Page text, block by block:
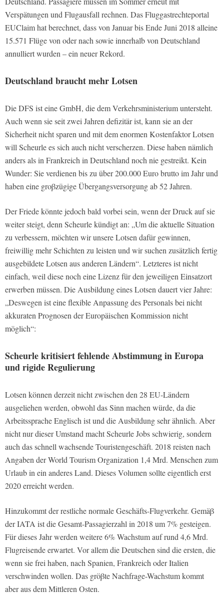
Verspätungen und Flugausfall rechnen. Das Fluggastrechteportal
EUClaim hat berechnet, dass von Januar bis Ende Juni 2018 alleine
15.571 Flüge von oder nach sowie innerhalb von Deutschland
annulliert wurden – ein neuer Rekord.
Deutschland braucht mehr Lotsen
Die DFS ist eine GmbH, die dem Verkehrsministerium untersteht.
Auch wenn sie seit zwei Jahren defizitär ist, kann sie an der
Sicherheit nicht sparen und mit dem enormen Kostenfaktor Lotsen
will Scheurle es sich auch nicht verscherzen. Diese haben nämlich
anders als in Frankreich in Deutschland noch nie gestreikt. Kein
Wunder: Sie verdienen bis zu über 200.000 Euro brutto im Jahr und
haben eine groβzügige Übergangsversorgung ab 52 Jahren.
Der Friede könnte jedoch bald vorbei sein, wenn der Druck auf sie
weiter steigt, denn Scheurle kündigt an: „Um die aktuelle Situation
zu verbessern, möchten wir unsere Lotsen dafür gewinnen,
freiwillig mehr Schichten zu leisten und wir suchen zusätzlich fertig
ausgebildete Lotsen aus anderen Ländern“. Letzteres ist nicht
einfach, weil diese noch eine Lizenz für den jeweiligen Einsatzort
erwerben müssen. Die Ausbildung eines Lotsen dauert vier Jahre:
„Deswegen ist eine flexible Anpassung des Personals bei nicht
akkuraten Prognosen der Europäischen Kommission nicht
möglich“:
Scheurle kritisiert fehlende Abstimmung in Europa
und rigide Regulierung
Lotsen können derzeit nicht zwischen den 28 EU-Ländern
ausgeliehen werden, obwohl das Sinn machen würde, da die
Arbeitssprache Englisch ist und die Ausbildung sehr ähnlich. Aber
nicht nur dieser Umstand macht Scheurle Jobs schwierig, sondern
auch das schnell wachsende Touristengeschäft. 2018 reisten nach
Angaben der World Tourism Organization 1,4 Mrd. Menschen zum
Urlaub in ein anderes Land. Dieses Volumen sollte eigentlich erst
2020 erreicht werden.
Hinzukommt der restliche normale Geschäfts-Flugverkehr. Gemäβ
der IATA ist die Gesamt-Passagierzahl in 2018 um 7% gesteigen.
Für dieses Jahr werden weitere 6% Wachstum auf rund 4,6 Mrd.
Flugreisende erwartet. Vor allem die Deutschen sind die ersten, die
wenn sie frei haben, nach Spanien, Frankreich oder Italien
verschwinden wollen. Das gröβte Nachfrage-Wachstum kommt
aber aus dem Mittleren Osten.